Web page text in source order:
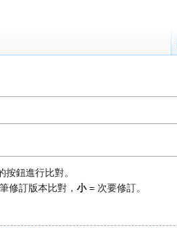
鈕進行比對。
修訂版本比對， 小= 次要修訂。